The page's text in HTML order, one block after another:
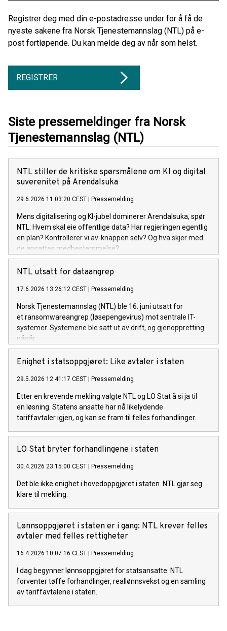
Registrer deg med din e-postadresse under for å få de
nyeste sakene fra Norsk Tjenestemannslag (NTL) på e-
post fortløpende. Du kan melde deg av når som helst.
REGISTRER
Siste pressemeldinger fra Norsk
Tjenestemannslag (NTL)
NTL stiller de kritiske spørsmålene om KI og digital
suverenitet på Arendalsuka
29.6.2026 11:03:20 CEST Pressemelding
Mens digitalisering og KI-jubel dominerer Arendalsuka, spør
NTL: Hvem skal eie offentlige data? Har regjeringen egentlig
en plan? Kontrollerer vi av-knappen selv? Og hva skjer med
de ansattes medbestemmelse?
NTL utsatt for dataangrep
17.6.2026 13:26:12 CEST Pressemelding
Norsk Tjenestemannslag (NTL) ble 16. juni utsatt for
et ransomwareangrep (løsepengevirus) mot sentrale IT-
systemer. Systemene ble satt ut av drift, og gjenoppretting
pågår.
Enighet i statsoppgjøret: Like avtaler i staten
29.5.2026 12:41:17 CEST Pressemelding
Etter en krevende mekling valgte NTL og LO Stat å si ja til
en løsning. Statens ansatte har nå likelydende
tariffavtaler igjen, og kan se fram til felles forhandlinger.
LO Stat bryter forhandlingene i staten
30.4.2026 23:15:00 CEST Pressemelding
Det ble ikke enighet i hovedoppgjøret i staten. NTL gjør seg
klare til mekling.
Lønnsoppgjøret i staten er i gang: NTL krever felles
avtaler med felles rettigheter
16.4.2026 10:07:16 CEST Pressemelding
I dag begynner lønnsoppgjøret for statsansatte. NTL
forventer tøffe forhandlinger, reallønnsvekst og en samling
av tariffavtalene i staten.